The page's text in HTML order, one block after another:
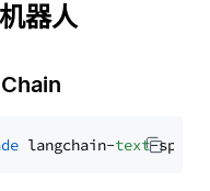
器人
langchain-text